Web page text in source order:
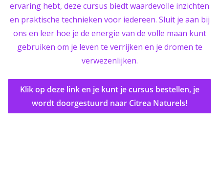
ervaring hebt, deze cursus biedt waardevolle inzichten
en praktische technieken voor iedereen. Sluit je aan bij
ons en leer hoe je de energie van de volle maan kunt
gebruiken om je leven te verrijken en je dromen te
verwezenlijken.
Klik op deze link en je kunt je cursus bestellen, je
wordt doorgestuurd naar Citrea Naturels!